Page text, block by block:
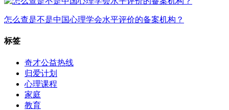
怎么查是不是中国心理学会水平评价的备案机构？
标签
奇才公益热线
归爱计划
心理课程
家庭
教育